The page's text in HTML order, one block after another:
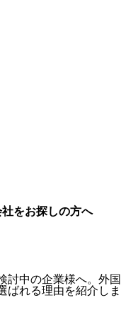
をお探しの方へ
討中の企業様へ。外国
ばれる理由を紹介しま